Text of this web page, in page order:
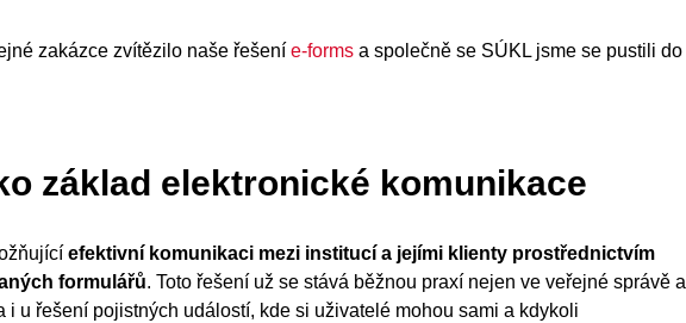
zakázce zvítězilo naše řešení e-forms a společně se SÚKL jsme se pustili do
základ elektronické komunikace
efektivní komunikaci mezi institucí a jejími klienty prostřednictvím
formulářů. Toto řešení už se stává běžnou praxí nejen ve veřejné správě a
i u řešení pojistných událostí, kde si uživatelé mohou sami a kdykoli